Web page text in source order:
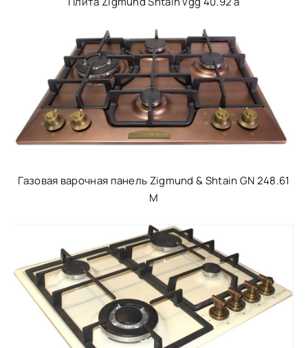
Газовая варочная панель Zigmund & Shtain GN 248.61
M